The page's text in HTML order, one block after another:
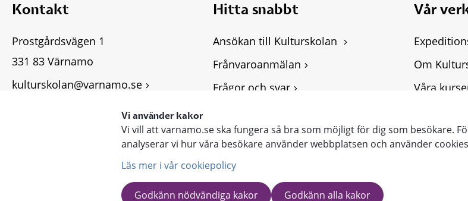
Vi använder kakor
Vi vill att varnamo.se ska fungera så bra som möjligt för dig som besökare.
analyserar vi hur våra besökare använder webbplatsen och använder
Läs mer i vår cookiepolicy
Godkänn nödvändiga kakor Godkänn alla kakor
Kontakt
Prostgårdsvägen 1
331 83 Värnamo
kulturskolan@varnamo.se
Hitta snabbt
Ansökan till Kulturskolan
Frånvaroanmälan
Frågor och svar
Lämna synpunkter
Vår
Om
Våra